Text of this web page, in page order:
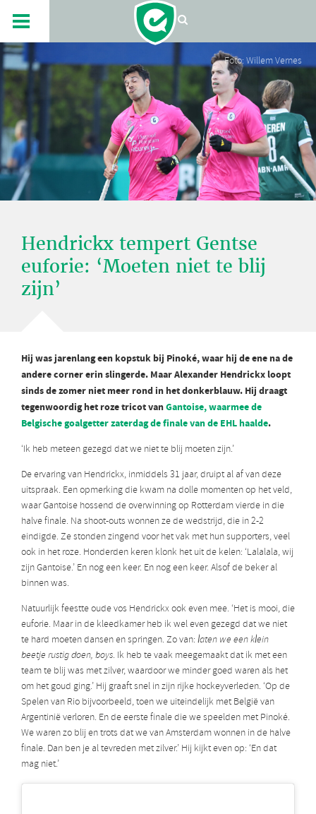
Foto: Willem Vernes
Hendrickx tempert Gentse
euforie: ‘Moeten niet te blij
zijn’
Hij was jarenlang een kopstuk bij Pinoké, waar hij de ene na de
andere corner erin slingerde. Maar Alexander Hendrickx loopt
sinds de zomer niet meer rond in het donkerblauw. Hij draagt
tegenwoordig het roze tricot vanGantoise, waarmee de
Belgische goalgetter zaterdag de finale van de EHL haalde.
‘Ik heb meteen gezegd dat we niet te blij moeten zijn.’
De ervaring van Hendrickx, inmiddels 31 jaar, druipt al af van deze
uitspraak. Een opmerking die kwam na dolle momenten op het veld,
waar Gantoise hossend de overwinning op Rotterdam vierde in die
halve finale. Na shoot-outs wonnen ze de wedstrijd, die in 2-2
eindigde. Ze stonden zingend voor het vak met hun supporters, veel
ook in het roze. Honderden keren klonk het uit de kelen: ‘Lalalala, wij
zijn Gantoise.’ En nog een keer. En nog een keer. Alsof de beker al
binnen was.
Natuurlijk feestte oude vos Hendrickx ook even mee. ‘Het is mooi, die
euforie. Maar in de kleedkamer heb ik wel even gezegd dat we niet
te hard moeten dansen en springen. Zo van: laten we een klein
beetje rustig doen, boys. Ik heb te vaak meegemaakt dat ik met een
team te blij was met zilver, waardoor we minder goed waren als het
om het goud ging.’ Hij graaft snel in zijn rijke hockeyverleden. ‘Op de
Spelen van Rio bijvoorbeeld, toen we uiteindelijk met België van
Argentinië verloren. En de eerste finale die we speelden met Pinoké.
We waren zo blij en trots dat we van Amsterdam wonnen in de halve
finale. Dan ben je al tevreden met zilver.’ Hij kijkt even op: ‘En dat
mag niet.’